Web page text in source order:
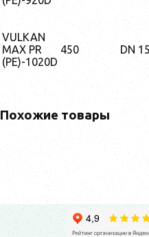
VULKAN
MAX PR
(PE)-1020D
450 DN
Похожие товары